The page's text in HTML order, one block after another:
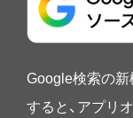
Google検索の新
すると、アプリ